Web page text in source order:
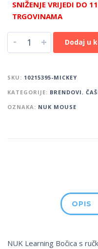
SNIŽENJE VRIJEDI DO
TRGOVINAMA
- + Dodaj u
SKU: 10215395-MICKEY
KATEGORIJE: BRENDOVI,
OZNAKA: NUK MOUSE
OPIS
NUK Learning Bočica s